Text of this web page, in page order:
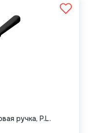
ручка, P.L.